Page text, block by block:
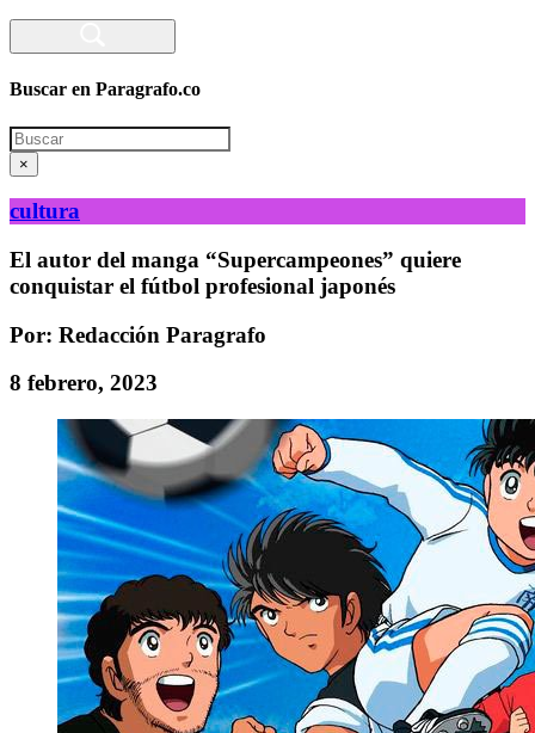
Buscar en Paragrafo.co
Search
×
cultura
El autor del manga “Supercampeones” quiere
conquistar el fútbol profesional japonés
Por: Redacción Paragrafo
8 febrero, 2023